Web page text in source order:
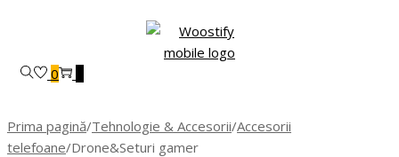
0
Prima pagină/Tehnologie & Accesorii/Accesorii
telefoane/Drone&Seturi gamer